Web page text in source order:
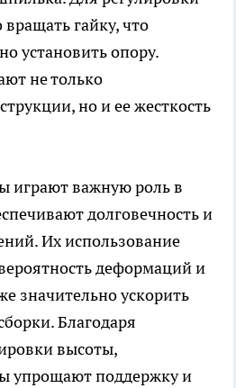
гайку, что
установить опору.
не только
но и ее жесткость
играют важную роль в
долговечность и
Их использование
деформаций и
значительно ускорить
Благодаря
высоты,
упрощают поддержку и